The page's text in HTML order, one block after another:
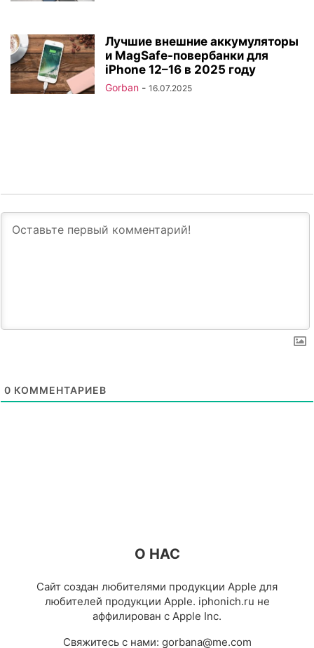
Лучшие внешние аккумуляторы
и MagSafe-повербанки для
iPhone 12–16 в 2025 году
Gorban - 16.07.2025
0 КОММЕНТАРИЕВ
О НАС
Сайт создан любителями продукции Apple для
любителей продукции Apple. iphonich.ru не
аффилирован с Apple Inc.
Свяжитесь с нами: gorbana@me.com